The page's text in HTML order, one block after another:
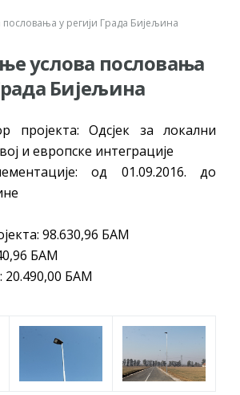
у регији Града Бијељина
услова пословања
Бијељина
пројекта: Одсјек за локални
и европске интеграције
од 01.09.2016. до
98.630,96 БАМ
БАМ
20.490,00 БАМ